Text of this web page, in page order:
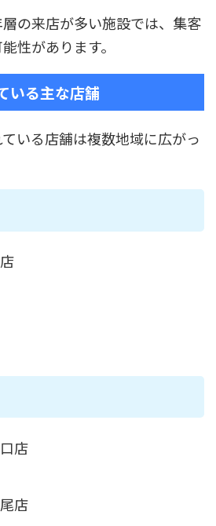
の来店が多い施設では、集客
性があります。
いる主な店舗
いる店舗は複数地域に広がっ
店
店